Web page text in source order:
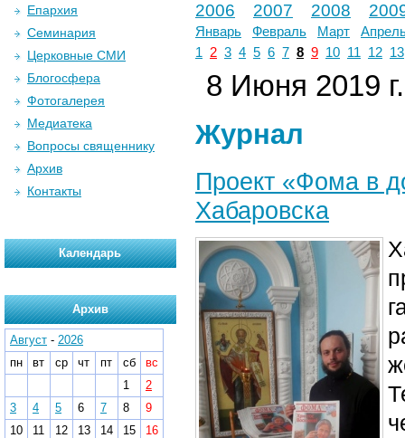
2006 2007 2008
Январь Февраль Март
1
2 3 4 5 6 7 8 9 10 11 12 13
8 Июня 2019 г.
Журнал
Проект «Фома в
Хабаровска
Епархия
Семинария
Церковные СМИ
Блогосфера
Фотогалерея
Медиатека
Вопросы священнику
Архив
Контакты
Календарь
Архив
Август - 2026
пн
вт ср чт пт сб
вс
1
2
3
4 5 6 7 8
9
10
11 12 13 14 15
16